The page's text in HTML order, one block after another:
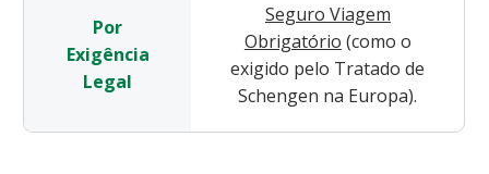
Por
Exigência
Legal
Seguro Viagem
Obrigatório (como o
exigido pelo Tratado de
Schengen na Europa).